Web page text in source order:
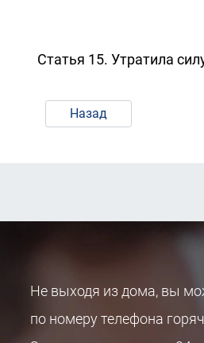
Статья 15. Утратила
Назад
Не выходя из дома, вы
по номеру телефона